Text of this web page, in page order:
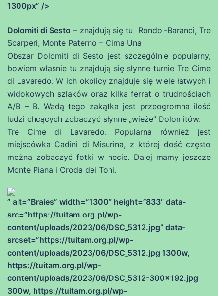
1300px” />
Dolomiti di Sesto – znajdują się tu Rondoi-Baranci, Tre
Scarperi, Monte Paterno – Cima Una
Obszar Dolomiti di Sesto jest szczególnie popularny,
bowiem własnie tu znajdują się słynne turnie Tre Cime
di Lavaredo. W ich okolicy znajduje się wiele łatwych i
widokowych szlaków oraz kilka ferrat o trudnościach
A/B – B. Wadą tego zakątka jest przeogromna ilość
ludzi chcących zobaczyć słynne „wieże” Dolomitów.
Tre Cime di Lavaredo. Popularna również jest
miejscówka Cadini di Misurina, z której dość często
można zobaczyć fotki w necie. Dalej mamy jeszcze
Monte Piana i Croda dei Toni.
” alt=”Braies” width=”1300″ height=”833″ data-
src=”https://tuitam.org.pl/wp-
content/uploads/2023/06/DSC_5312.jpg” data-
srcset=”https://tuitam.org.pl/wp-
content/uploads/2023/06/DSC_5312.jpg 1300w,
https://tuitam.org.pl/wp-
content/uploads/2023/06/DSC_5312-300×192.jpg
300w, https://tuitam.org.pl/wp-